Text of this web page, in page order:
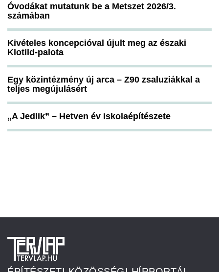
Óvodákat mutatunk be a Metszet 2026/3.
számában
Kivételes koncepcióval újult meg az északi
Klotild-palota
Egy közintézmény új arca – Z90 zsaluziákkal a
teljes megújulásért
„A Jedlik” – Hetven év iskolaépítészete